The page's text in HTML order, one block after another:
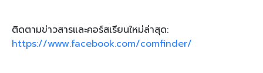
ติดตามข่าวสารและคอร์สเรียนใหม่ล่าสุด:
https://www.facebook.com/comfinder/